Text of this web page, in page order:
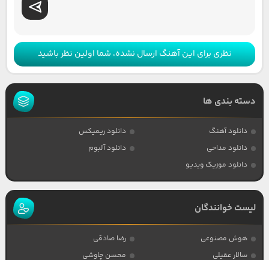
نظری برای این آهنگ ارسال نشده، شما اولین نظر باشید
دسته بندی ها
دانلود آهنگ
دانلود ریمیکس
دانلود مداحی
دانلود آلبوم
دانلود موزیک ویدیو
لیست خوانندگان
هوش مصنوعی
رضا صادقی
سالار عقیلی
محسن چاوشی